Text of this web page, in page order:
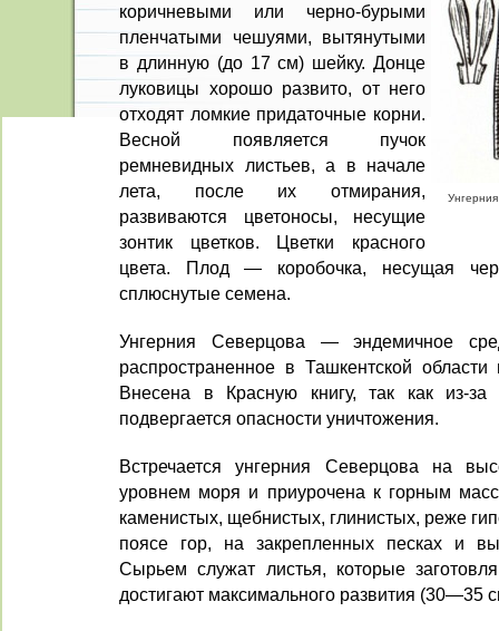
коричневы­ми или черно-бурыми
пленчатыми чешуями, вытянутыми
в длинную (до 17 см) шейку. Донце
луковицы хорошо развито, от него
отходят ломкие при­даточные корни.
Весной появляется пучок
ремневидных листьев, а в начале
лета, после их отмирания,
развиваются цветоносы, несущие
зонтик цветков. Цветки красного
цвета. Плод — коро­бочка, несущая
сплюснутые семена.
Унгерния Северцова — эндемичное
распростра­ненное в Ташкентской
Внесена в Крас­ную книгу, так как из-за
подвергается опасности уничтожения.
Встречается унгерния Северцова на
уровнем моря и приурочена к горным
каменистых, щебни­стых, глинистых, реже
поясе гор, на закреплен­ных песках и
Сырьем служат листья, которые
достигают максимального развития (30—35